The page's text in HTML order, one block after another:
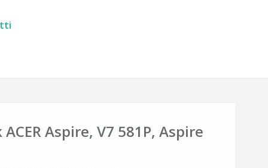
Aspire, V7 581P, Aspire